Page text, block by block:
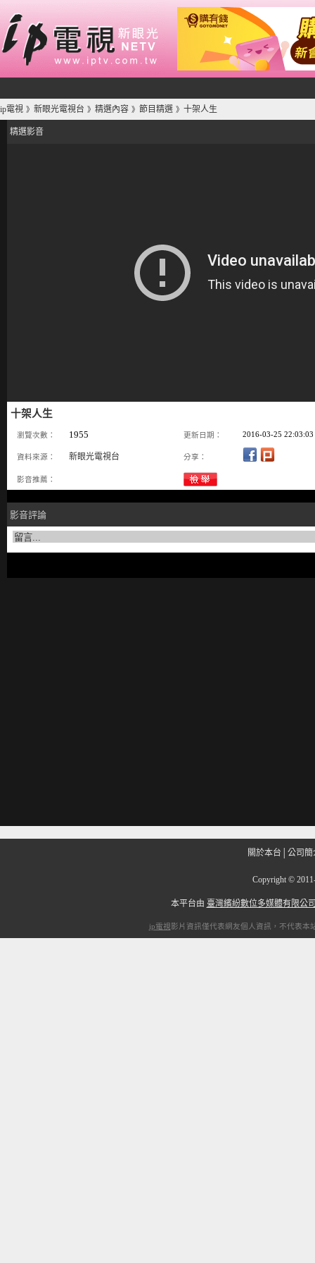
ip電視 》 新眼光電視台 》 精選內容 》 節目精選 》 十架人生
精選影音
十架人生
瀏覽次數： 1955 更新日期： 2016-03-25 22:03:03
資料來源： 新眼光電視台 分享：
影音推薦：
影音評論
關於本台 公司簡
Copyright ©
本平台由 臺灣繽紛數位多媒體有限公
ip電視影片資訊僅代表網友個人資訊，不代表本